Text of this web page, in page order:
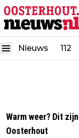
Nieuws 112
Warm weer? Dit
Oosterhout